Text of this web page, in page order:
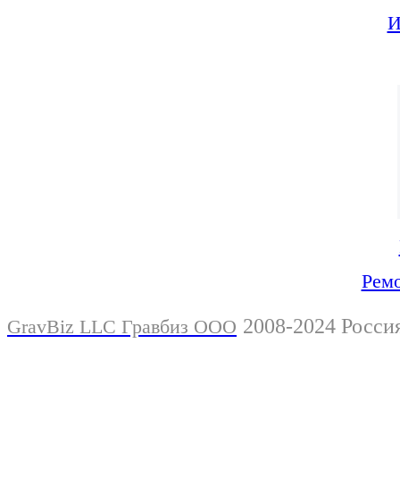
GravBiz LLC Гравбиз ООО 2008-2024